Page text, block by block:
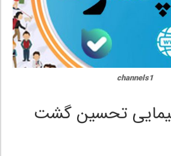
channels1
تحسین گشت